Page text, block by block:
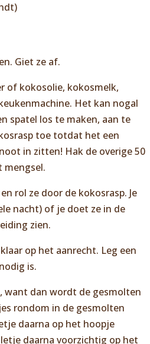
Giet ze af.
of kokosolie, kokosmelk,
Het kan nogal
spatel los te maken, aan te
toe totdat het een
in zitten! Hak de overige 50
mengsel.
rol ze door de kokosrasp. Je
nacht) of je doet ze in de
zien.
op het aanrecht. Leg een
is.
want dan wordt de gesmolten
rondom in de gesmolten
daarna op het hoopje
daarna voorzichtig op het